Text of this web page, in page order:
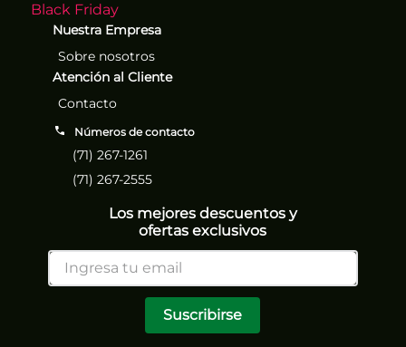
Black Friday
Nuestra Empresa
Sobre nosotros
Atención al Cliente
Contacto
Números de contacto
(71) 267-1261
(71) 267-2555
Los mejores descuentos y
ofertas exclusivos
Suscribirse